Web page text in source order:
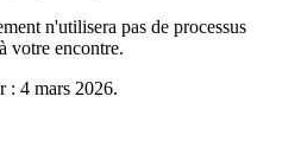
n'utilisera pas de processus
votre encontre.
: 4 mars 2026.